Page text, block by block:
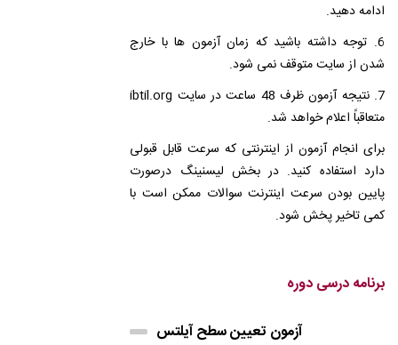
ادامه دهید.
6. توجه داشته باشید که زمان آزمون ها با خارج
شدن از سایت متوقف نمی شود.
7. نتیجه آزمون ظرف 48 ساعت در سایت ibtil.org
متعاقباً اعلام خواهد شد.
برای انجام آزمون از اینترنتی که سرعت قابل قبولی
دارد استفاده کنید. در بخش لیسنینگ درصورت
پایین بودن سرعت اینترنت سوالات ممکن است با
کمی تاخیر پخش شود.
برنامه درسی دوره
آزمون تعیین سطح آیلتس